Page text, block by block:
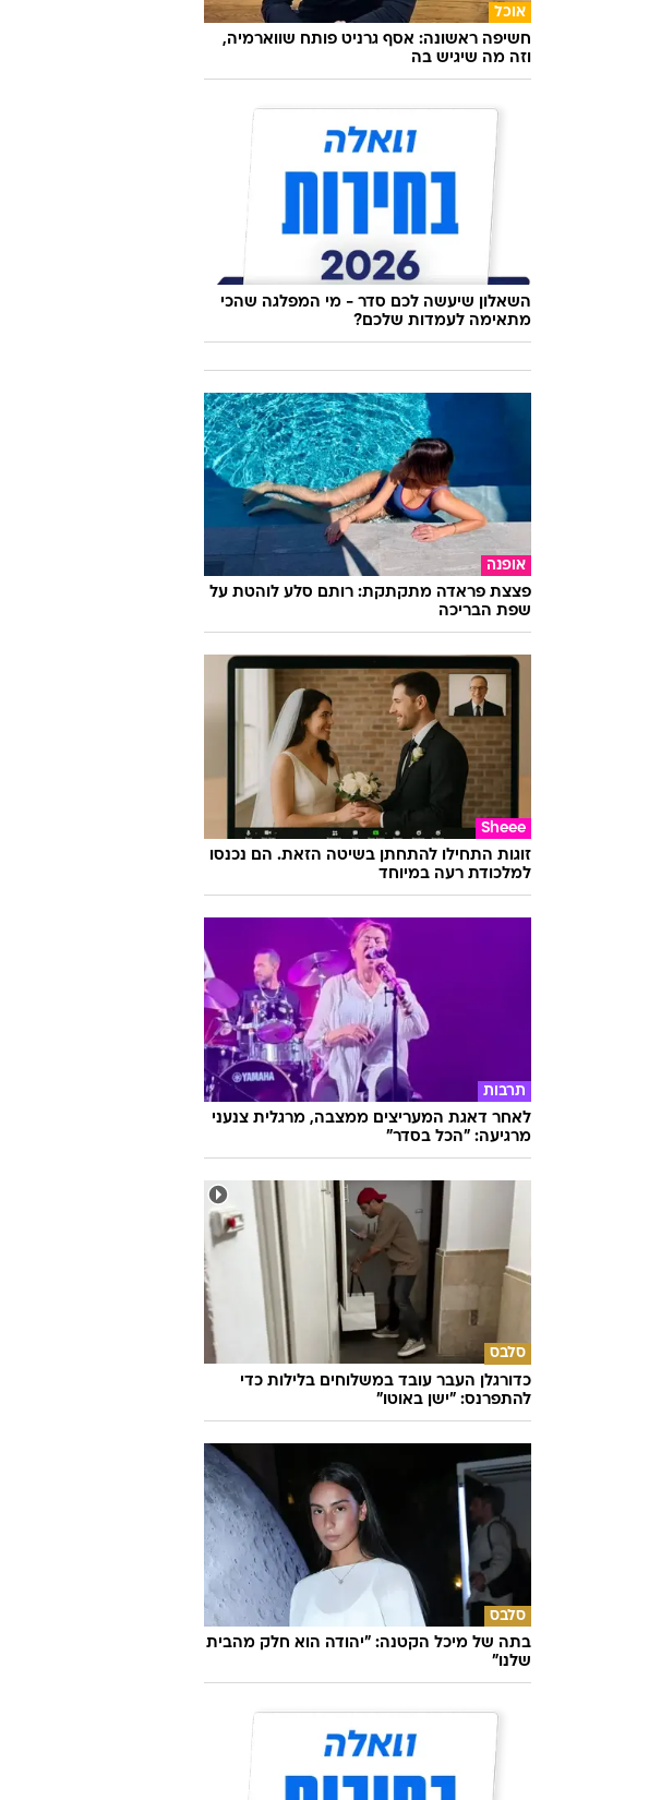
אוכל
חשיפה ראשונה: אסף גרניט פותח שווארמיה,
וזה מה שיגיש בה
השאלון שיעשה לכם סדר - מי המפלגה שהכי
מתאימה לעמדות שלכם?
אופנה
פצצת פראדה מתקתקת: רותם סלע לוהטת על
שפת הבריכה
Sheee
זוגות התחילו להתחתן בשיטה הזאת. הם נכנסו
למלכודת רעה במיוחד
תרבות
לאחר דאגת המעריצים ממצבה, מרגלית צנעני
מרגיעה: "הכל בסדר"
סלבס
כדורגלן העבר עובד במשלוחים בלילות כדי
להתפרנס: "ישן באוטו"
סלבס
בתה של מיכל הקטנה: "יהודה הוא חלק מהבית
שלנו"